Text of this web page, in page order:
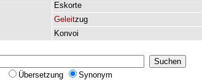
Eskorte
Geleitzug
Konvoi
Übersetzung
Synonym